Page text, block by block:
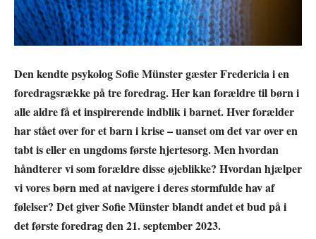
Den kendte psykolog Sofie Münster gæster Fredericia i en
foredragsrække på tre foredrag. Her kan forældre til børn i
alle aldre få et inspirerende indblik i barnet. Hver forælder
har stået over for et barn i krise – uanset om det var over en
tabt is eller en ungdoms første hjertesorg. Men hvordan
håndterer vi som forældre disse øjeblikke? Hvordan hjælper
vi vores børn med at navigere i deres stormfulde hav af
følelser? Det giver Sofie Münster blandt andet et bud på i
det første foredrag den 21. september 2023.